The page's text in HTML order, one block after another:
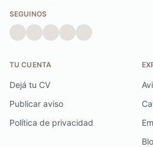
SEGUINOS
TU CUENTA
Dejá tu CV
Publicar aviso
Política de privacidad